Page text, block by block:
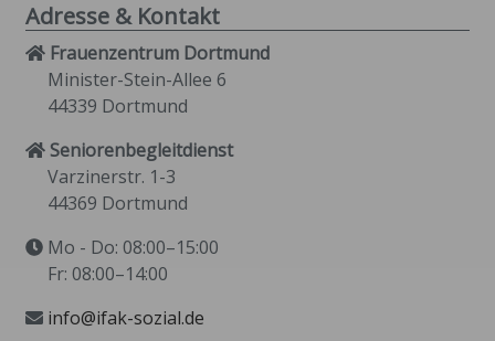
Adresse & Kontakt
Frauenzentrum Dortmund
Minister-Stein-Allee 6
44339 Dortmund
Seniorenbegleitdienst
Varzinerstr. 1-3
44369 Dortmund
Mo - Do: 08:00–15:00
Fr: 08:00–14:00
info@ifak-sozial.de